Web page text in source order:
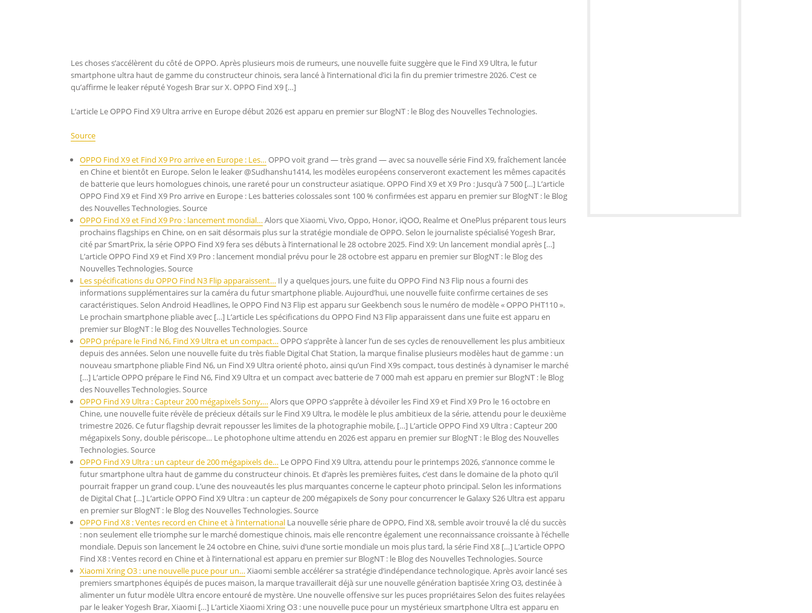
Les choses s’accélèrent du côté de OPPO. Après plusieurs mois de rumeurs, une nouvelle fuite suggère que le Find X9 Ultra, le futur
smartphone ultra haut de gamme du constructeur chinois, sera lancé à l’international d’ici la fin du premier trimestre 2026. C’est ce
qu’affirme le leaker réputé Yogesh Brar sur X. OPPO Find X9 […]
L’article Le OPPO Find X9 Ultra arrive en Europe début 2026 est apparu en premier sur BlogNT : le Blog des Nouvelles Technologies.
Source
OPPO Find X9 et Find X9 Pro arrive en Europe : Les…OPPO voit grand — très grand — avec sa nouvelle série Find X9, fraîchement lancée
en Chine et bientôt en Europe. Selon le leaker @Sudhanshu1414, les modèles européens conserveront exactement les mêmes capacités
de batterie que leurs homologues chinois, une rareté pour un constructeur asiatique. OPPO Find X9 et X9 Pro : Jusqu’à 7 500 […] L’article
OPPO Find X9 et Find X9 Pro arrive en Europe : Les batteries colossales sont 100 % confirmées est apparu en premier sur BlogNT : le Blog
des Nouvelles Technologies. Source
OPPO Find X9 et Find X9 Pro : lancement mondial…Alors que Xiaomi, Vivo, Oppo, Honor, iQOO, Realme et OnePlus préparent tous leurs
prochains flagships en Chine, on en sait désormais plus sur la stratégie mondiale de OPPO. Selon le journaliste spécialisé Yogesh Brar,
cité par SmartPrix, la série OPPO Find X9 fera ses débuts à l’international le 28 octobre 2025. Find X9: Un lancement mondial après […]
L’article OPPO Find X9 et Find X9 Pro : lancement mondial prévu pour le 28 octobre est apparu en premier sur BlogNT : le Blog des
Nouvelles Technologies. Source
Les spécifications du OPPO Find N3 Flip apparaissent… Il y a quelques jours, une fuite du OPPO Find N3 Flip nous a fourni des
informations supplémentaires sur la caméra du futur smartphone pliable. Aujourd’hui, une nouvelle fuite confirme certaines de ses
caractéristiques. Selon Android Headlines, le OPPO Find N3 Flip est apparu sur Geekbench sous le numéro de modèle « OPPO PHT110 ».
Le prochain smartphone pliable avec […] L’article Les spécifications du OPPO Find N3 Flip apparaissent dans une fuite est apparu en
premier sur BlogNT : le Blog des Nouvelles Technologies. Source
OPPO prépare le Find N6, Find X9 Ultra et un compact…OPPO s’apprête à lancer l’un de ses cycles de renouvellement les plus ambitieux
depuis des années. Selon une nouvelle fuite du très fiable Digital Chat Station, la marque finalise plusieurs modèles haut de gamme : un
nouveau smartphone pliable Find N6, un Find X9 Ultra orienté photo, ainsi qu’un Find X9s compact, tous destinés à dynamiser le marché
[…] L’article OPPO prépare le Find N6, Find X9 Ultra et un compact avec batterie de 7 000 mah est apparu en premier sur BlogNT : le Blog
des Nouvelles Technologies. Source
OPPO Find X9 Ultra : Capteur 200 mégapixels Sony,…Alors que OPPO s’apprête à dévoiler les Find X9 et Find X9 Pro le 16 octobre en
Chine, une nouvelle fuite révèle de précieux détails sur le Find X9 Ultra, le modèle le plus ambitieux de la série, attendu pour le deuxième
trimestre 2026. Ce futur flagship devrait repousser les limites de la photographie mobile, […] L’article OPPO Find X9 Ultra : Capteur 200
mégapixels Sony, double périscope… Le photophone ultime attendu en 2026 est apparu en premier sur BlogNT : le Blog des Nouvelles
Technologies. Source
OPPO Find X9 Ultra : un capteur de 200 mégapixels de… Le OPPO Find X9 Ultra, attendu pour le printemps 2026, s’annonce comme le
futur smartphone ultra haut de gamme du constructeur chinois. Et d’après les premières fuites, c’est dans le domaine de la photo qu’il
pourrait frapper un grand coup. L’une des nouveautés les plus marquantes concerne le capteur photo principal. Selon les informations
de Digital Chat […] L’article OPPO Find X9 Ultra : un capteur de 200 mégapixels de Sony pour concurrencer le Galaxy S26 Ultra est apparu
en premier sur BlogNT : le Blog des Nouvelles Technologies. Source
OPPO Find X8 : Ventes record en Chine et à l’international La nouvelle série phare de OPPO, Find X8, semble avoir trouvé la clé du succès
: non seulement elle triomphe sur le marché domestique chinois, mais elle rencontre également une reconnaissance croissante à l’échelle
mondiale. Depuis son lancement le 24 octobre en Chine, suivi d’une sortie mondiale un mois plus tard, la série Find X8 […] L’article OPPO
Find X8 : Ventes record en Chine et à l’international est apparu en premier sur BlogNT : le Blog des Nouvelles Technologies. Source
Xiaomi Xring O3 : une nouvelle puce pour un…Xiaomi semble accélérer sa stratégie d’indépendance technologique. Après avoir lancé ses
premiers smartphones équipés de puces maison, la marque travaillerait déjà sur une nouvelle génération baptisée Xring O3, destinée à
alimenter un futur modèle Ultra encore entouré de mystère. Une nouvelle offensive sur les puces propriétaires Selon des fuites relayées
par le leaker Yogesh Brar, Xiaomi […] L’article Xiaomi Xring O3 : une nouvelle puce pour un mystérieux smartphone Ultra est apparu en